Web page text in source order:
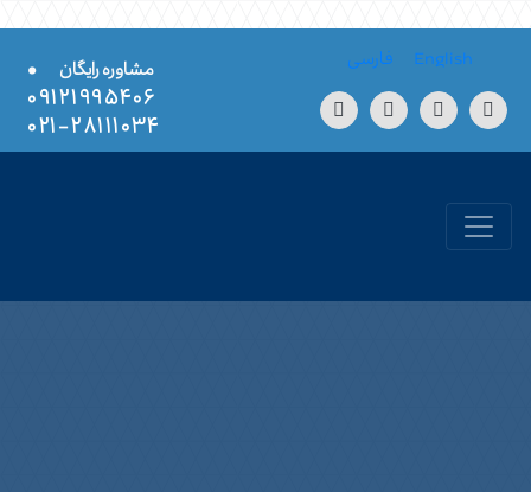
English فارسی مشاوره رایگان
•
۰۹۱۲۱۹۹۵۴۰۶
۲۸۱۱۱۰۳۴-۰۲۱